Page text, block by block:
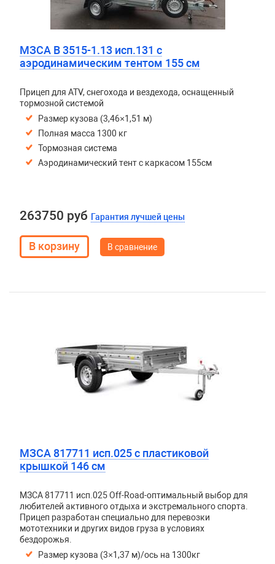
МЗСА B 3515-1.13 исп.131 с
аэродинамическим тентом 155 см
Прицеп для ATV, снегохода и вездехода, оснащенный
тормозной системой
Размер кузова (3,46×1,51 м)
Полная масса 1300 кг
Тормозная система
Аэродинамический тент с каркасом 155см
263750 руб Гарантия лучшей цены
В сравнение
МЗСА 817711 исп.025 с пластиковой
крышкой 146 см
МЗСА 817711 исп.025 Off-Road-оптимальный выбор для
любителей активного отдыха и экстремального спорта.
Прицеп разработан специально для перевозки
мототехники и других видов груза в условиях
бездорожья.
Размер кузова (3×1,37 м)/ось на 1300кг